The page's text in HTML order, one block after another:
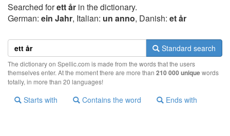
Searched forett år in the dictionary.
German: ein Jahr, Italian: un anno, Danish: et år
Standard search
The dictionary on Spellic.com is made from the words that the users
themselves enter. At the moment there are more than 210 000 uniquewords
totally, in more than 20 languages!
Starts with Contains the word Ends with